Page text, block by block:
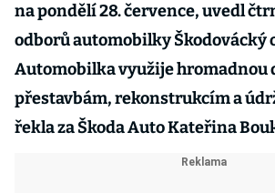
na pondělí 28. července, uvedl
odborů automobilky Škodovácký
Automobilka využije hromadnou
přestavbám, rekonstrukcím a
řekla za Škoda Auto Kateřina